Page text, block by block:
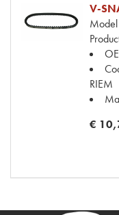
V-
Model
RIEM
€